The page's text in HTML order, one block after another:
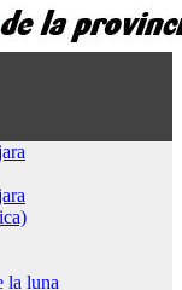
la luna